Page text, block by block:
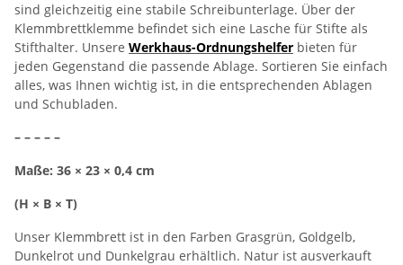
sind gleichzeitig eine stabile Schreibunterlage. Über der
Klemmbrettklemme befindet sich eine Lasche für Stifte als
Stifthalter. Unsere Werkhaus-Ordnungshelfer bieten für
jeden Gegenstand die passende Ablage. Sortieren Sie einfach
alles, was Ihnen wichtig ist, in die entsprechenden Ablagen
und Schubladen.
– – – – –
Maße: 36 × 23 × 0,4 cm
(H × B × T)
Unser Klemmbrett ist in den Farben Grasgrün, Goldgelb,
Dunkelrot und Dunkelgrau erhältlich. Natur ist ausverkauft